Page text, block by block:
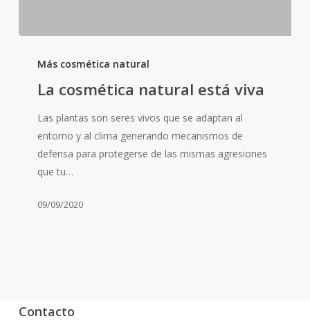
cosmética
Más cosmética natural
La cosmética natural está viva
Las plantas son seres vivos que se adaptan al
entorno y al clima generando mecanismos de
defensa para protegerse de las mismas agresiones
que tu…
09/09/2020
Contacto